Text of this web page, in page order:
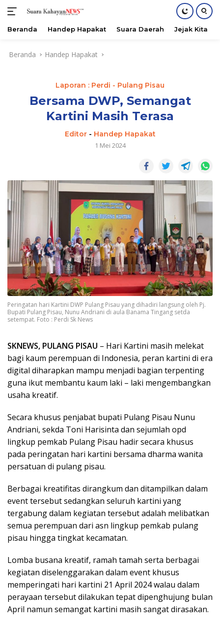
Beranda Handep Hapakat Suara Daerah Jejak Kita
Beranda Handep Hapakat
Laporan : Perdi - Pulang Pisau
Bersama DWP, Semangat
Kartini Masih Terasa
Editor- Handep Hapakat
1 Mei 2024
Peringatan hari Kartini DWP Pulang Pisau yang dihadiri langsung oleh Pj.
Bupati Pulang Pisau, Nunu Andriani di aula Banama Tingang setda
setempat. Foto : Perdi Sk News
SKNEWS, PULANG PISAU – Hari Kartini masih melekat
bagi kaum perempuan di Indonesia, peran kartini di era
digital diharapkan mampu menjadi bagian terpenting
guna ikut membantu kaum laki – laki mengembangkan
usaha kreatif.
Secara khusus penjabat bupati Pulang Pisau Nunu
Andriani, sekda Toni Harisinta dan sejumlah opd
lingkup pemkab Pulang Pisau hadir secara khusus
pada peringatan hari kartini bersama dharma wanita
persatuan di pulang pisau.
Berbagai kreatifitas dirangkum dan ditampilkan dalam
event tersebut sedangkan seluruh kartini yang
tergabung dalam kegiatan tersebut adalah melibatkan
semua perempuan dari asn lingkup pemkab pulang
pisau hingga tingkat kecamatan.
Lomba busana kreatif, ramah tamah serta berbagai
kegiatan diselenggarakan dalam event khusus
memperingati hari kartini 21 April 2024 walau dalam
perayaan tersebut dilakukan tepat dipenghujung bulan
April namun semangat kartini masih sangat dirasakan.